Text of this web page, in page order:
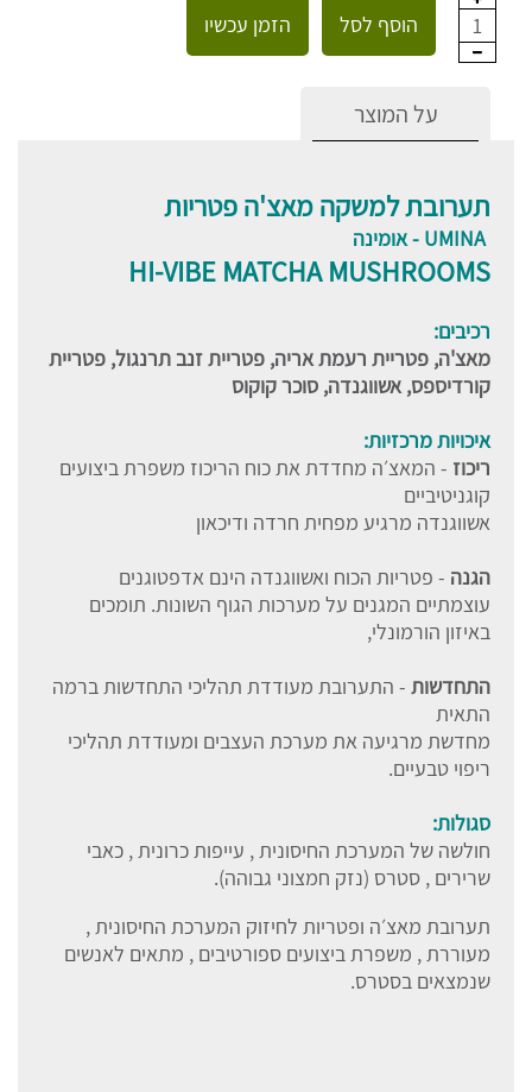
1 הוסף לסל הזמן עכשיו
על המוצר
תערובת למשקה מאצ'ה פטריות
UMINA - אומינה
HI-VIBE MATCHA MUSHROOMS
רכיבים:
מאצ'ה, פטריית רעמת אריה, פטריית זנב תרנגול, פטריית
קורדיספס, אשווגנדה, סוכר קוקוס
איכויות מרכזיות:
ריכוז - המאצ׳ה מחדדת את כוח הריכוז משפרת ביצועים
קוגניטיביים
אשווגנדה מרגיע מפחית חרדה ודיכאון
הגנה - פטריות הכוח ואשווגנדה הינם אדפטוגנים
עוצמתיים המגנים על מערכות הגוף השונות. תומכים
באיזון הורמונלי,
התחדשות - התערובת מעודדת תהליכי התחדשות ברמה
התאית
מחדשת מרגיעה את מערכת העצבים ומעודדת תהליכי
ריפוי טבעיים.
סגולות:
חולשה של המערכת החיסונית , עייפות כרונית , כאבי
שרירים , סטרס (נזק חמצוני גבוהה).
תערובת מאצ׳ה ופטריות לחיזוק המערכת החיסונית ,
מעוררת , משפרת ביצועים ספורטיבים , מתאים לאנשים
שנמצאים בסטרס.